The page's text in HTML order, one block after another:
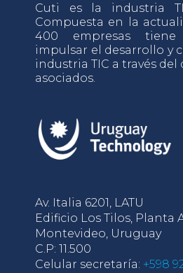
Cuti es la industria
Compuesta en la
400 empresas
impulsar el desarrollo y
industria TIC a través del
asociados.
Av. Italia 6201, LATU
Edificio Los Tilos, Planta
Montevideo, Uruguay
C.P: 11.500
Celular secretaría: +598